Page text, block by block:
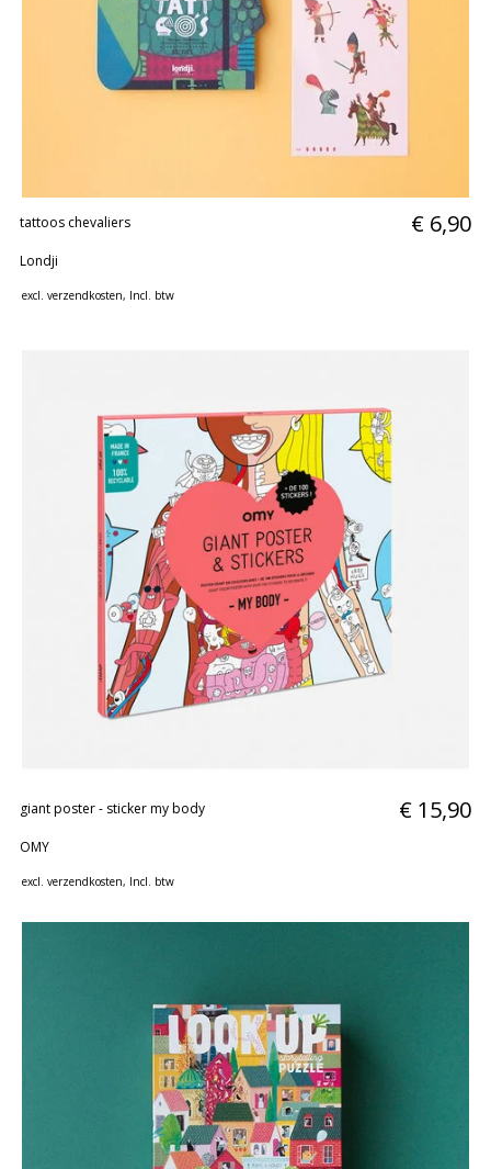
tattoos chevaliers
Londji
€ 6,90
excl. verzendkosten, Incl. btw
giant poster - sticker my body
OMY
€ 15,90
excl. verzendkosten, Incl. btw